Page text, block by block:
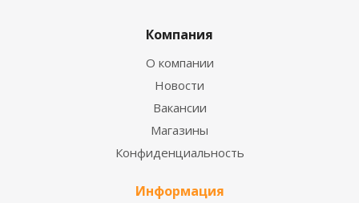
Компания
О компании
Новости
Вакансии
Магазины
Конфиденциальность
Информация